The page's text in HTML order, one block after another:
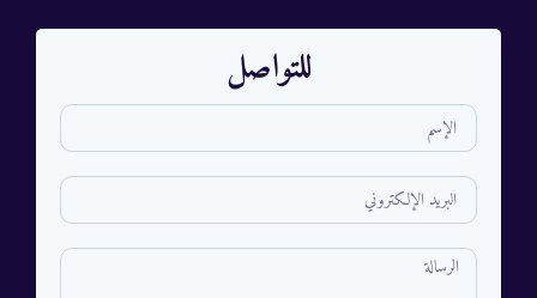
للتواصل